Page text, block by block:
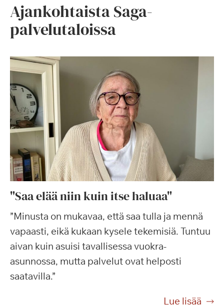
Ajankohtaista Saga-
palvelutaloissa
"Saa elää niin kuin itse haluaa"
”Minusta on mukavaa, että saa tulla ja mennä
vapaasti, eikä kukaan kysele tekemisiä. Tuntuu
aivan kuin asuisi tavallisessa vuokra-
asunnossa, mutta palvelut ovat helposti
saatavilla.”
Lue lisää